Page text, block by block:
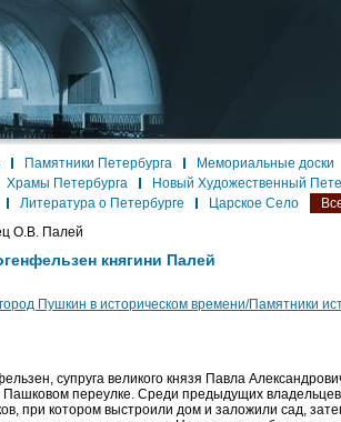
Памятники Петербурга Мемориальные доски
Храмы Петербурга Новый Художественный
Литература о Петербурге Царское Село
О.В. Палей
княгини Палей
Пушкин в историческом времени/Памятники
супруга великого князя Павла
переулке. Среди предыдущих
при котором выстроили дом и заложили сад,